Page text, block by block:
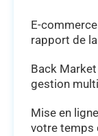
E-
rapport de la
Back
gestion
Mise en
votre temps